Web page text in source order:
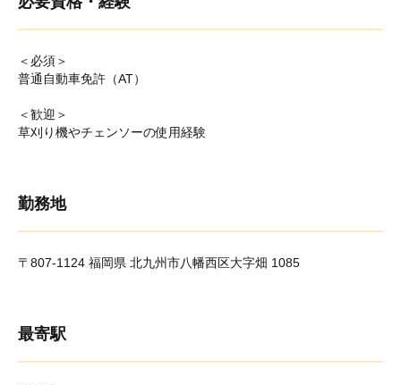
＜必須＞
普通自動車免許（AT）
＜歓迎＞
草刈り機やチェンソーの使用経験
勤務地
〒807-1124 福岡県 北九州市八幡西区大字畑 1085
最寄駅